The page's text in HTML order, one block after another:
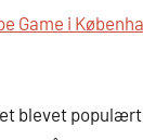
Game i
blevet